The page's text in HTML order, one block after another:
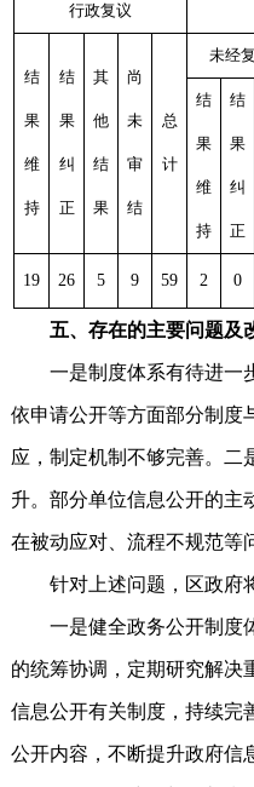
行政复议
结
果
维
持
结
果
纠
正
其
他
结
果
尚
未
审
结
总
计
未经
结
果
维
持
结
果
纠
正
19 26 5 9 59 2 0
五、存在的主要问题及
一是制度体系有待进一步
依申请公开等方面部分制度
应，制定机制不够完善。二
升。部分单位信息公开的主
在被动应对、流程不规范等
针对上述问题，区政府将
一是健全政务公开制度
的统筹协调，定期研究解决
信息公开有关制度，持续完
公开内容，不断提升政府信